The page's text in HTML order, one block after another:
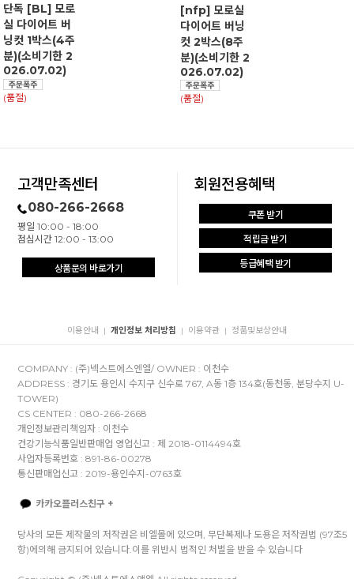
단독 [BL] 모로
실 다이어트 버
닝컷 1박스(4주
분)(소비기한 2
026.07.02)
(품절)
[nfp] 모로실
다이어트 버닝
컷 2박스(8주
분)(소비기한 2
026.07.02)
(품절)
고객만족센터
080-266-2668
평일 10:00 - 18:00
점심시간 12:00 - 13:00
상품문의 바로가기
회원전용혜택
쿠폰 받기
적립금 받기
등급혜택 받기
이용안내 | 개인정보 처리방침 | 이용약관 | 정품및보상안내
COMPANY : (주)넥스트에스엔엘/ OWNER : 이천수
ADDRESS : 경기도 용인시 수지구 신수로 767, A동 1층 134호(동천동, 분당수지 U-
TOWER)
CS CENTER : 080-266-2668
개인정보관리책임자 : 이천수
건강기능식품일반판매업 영업신고 : 제 2018-0114494호
사업자등록번호 : 891-86-00278
통신판매업신고 : 2019-용인수지-0763호
카카오플러스친구 +
당사의 모든 제작물의 저작권은 비엘몰에 있으며, 무단복제나 도용은 저작권법 (97조5
항)에의해 금지되어 있습니다.이를 위반시 법적인 처벌을 받을 수 있습니다